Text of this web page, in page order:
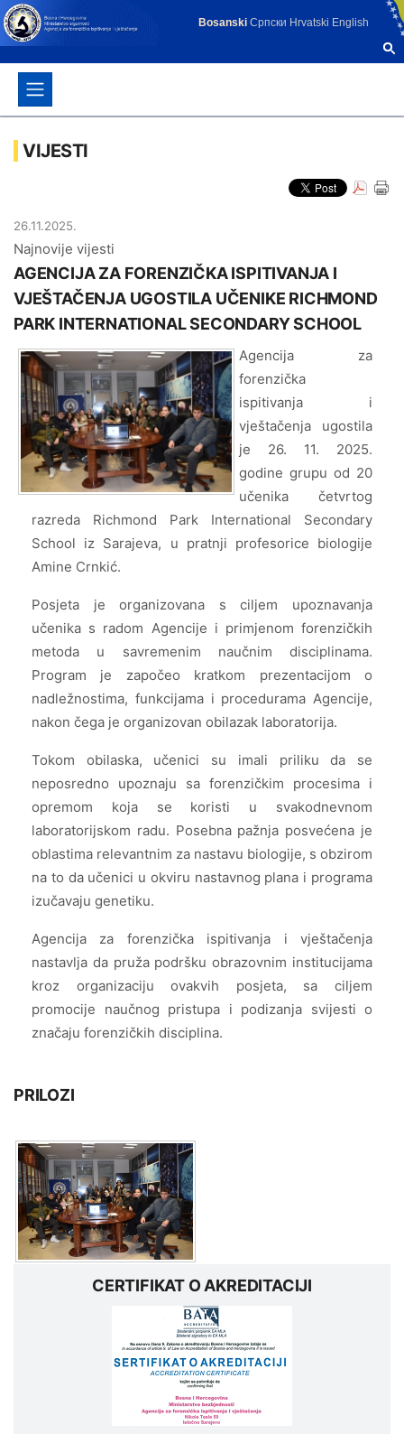
Bosanski Српски Hrvatski English
VIJESTI
26.11.2025.
Najnovije vijesti
AGENCIJA ZA FORENZIČKA ISPITIVANJA I
VJEŠTAČENJA UGOSTILA UČENIKE RICHMOND
PARK INTERNATIONAL SECONDARY SCHOOL
Agencija za
forenzička
ispitivanja i
vještačenja ugostila
je 26. 11. 2025.
godine grupu od 20
učenika četvrtog
razreda Richmond Park International Secondary
School iz Sarajeva, u pratnji profesorice biologije
Amine Crnkić.
Posjeta je organizovana s ciljem upoznavanja
učenika s radom Agencije i primjenom forenzičkih
metoda u savremenim naučnim disciplinama.
Program je započeo kratkom prezentacijom o
nadležnostima, funkcijama i procedurama Agencije,
nakon čega je organizovan obilazak laboratorija.
Tokom obilaska, učenici su imali priliku da se
neposredno upoznaju sa forenzičkim procesima i
opremom koja se koristi u svakodnevnom
laboratorijskom radu. Posebna pažnja posvećena je
oblastima relevantnim za nastavu biologije, s obzirom
na to da učenici u okviru nastavnog plana i programa
izučavaju genetiku.
Agencija za forenzička ispitivanja i vještačenja
nastavlja da pruža podršku obrazovnim institucijama
kroz organizaciju ovakvih posjeta, sa ciljem
promocije naučnog pristupa i podizanja svijesti o
značaju forenzičkih disciplina.
PRILOZI
CERTIFIKAT O AKREDITACIJI